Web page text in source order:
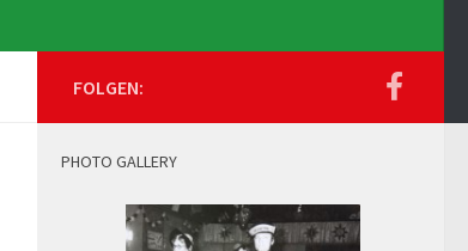
FOLGEN:
PHOTO GALLERY